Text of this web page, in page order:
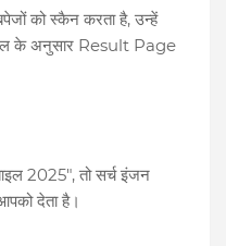
को स्कैन करता है, उन्हें
के अनुसार Result Page
2025", तो सर्च इंजन
देता है।